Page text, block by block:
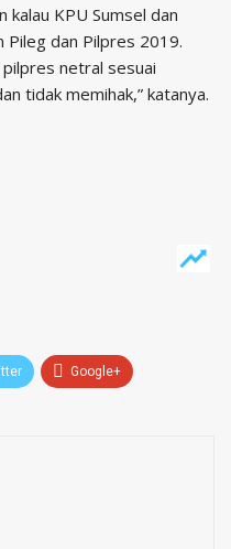
kalau KPU Sumsel dan
Pileg dan Pilpres 2019.
pilpres netral sesuai
tidak memihak,” katanya.
Google+